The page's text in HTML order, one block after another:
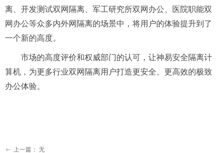
离、开发测试双网隔离、 军工研究所双网 办公、 医院职能双
网 办公等众多内外网隔离的场景中，将用户的体验提升到了
一个新的高度。
市场的高度评价和权威部门的认可， 让神易安全隔离计
算机， 为更多行业双网隔离用户打造更安全、更高效的极致
办公体验。
ꂃ 上一篇： 无